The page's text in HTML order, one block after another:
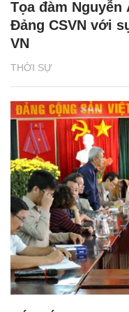
THỜI SỰ
Tọa đàm Nguyễn
Đảng CSVN với
VN